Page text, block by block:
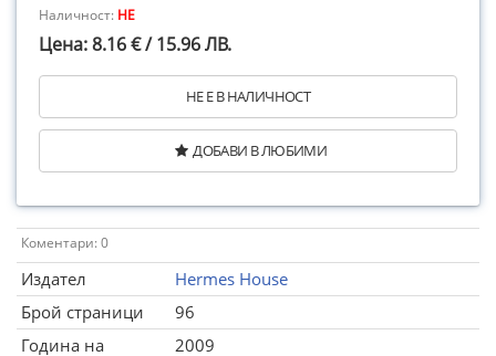
Наличност: НЕ
Цена: 8.16 € / 15.96 ЛВ.
НЕ Е В НАЛИЧНОСТ
ДОБАВИ В ЛЮБИМИ
Коментари: 0
Издател
Hermes House
Брой страници
96
Година на
2009